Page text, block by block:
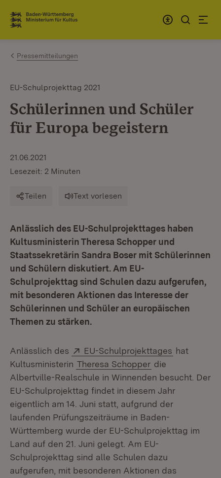
Zum Inhalt springen
Link zur Startseite
Pressemitteilungen
EU-Schulprojekttag 2021
Schülerinnen und Schüler
für Europa begeistern
21.06.2021
Lesezeit: 2 Minuten
Teilen Text vorlesen
Anlässlich des EU-Schulprojekttages haben
Kultusministerin Theresa Schopper und
Staatssekretärin Sandra Boser mit Schülerinnen
und Schülern diskutiert. Am EU-
Schulprojekttag sind Schulen dazu aufgerufen,
mit besonderen Aktionen das Interesse der
Schülerinnen und Schüler an europäischen
Themen zu stärken.
Anlässlich des Extern:
EU-Schulprojekttages (Öffnet in
hat
Kultusministerin Theresa Schopper die
Albertville-Realschule in Winnenden besucht. Der
EU-Schulprojekttag findet in diesem Jahr
eigentlich am 14. Juni statt, aufgrund der
laufenden Prüfungszeiträume in Baden-
Württemberg wurde der EU-Schulprojekttag im
Land auf den 21. Juni gelegt. Am EU-
Schulprojekttag sind alle Schulen dazu
aufgerufen, mit besonderen Aktionen das